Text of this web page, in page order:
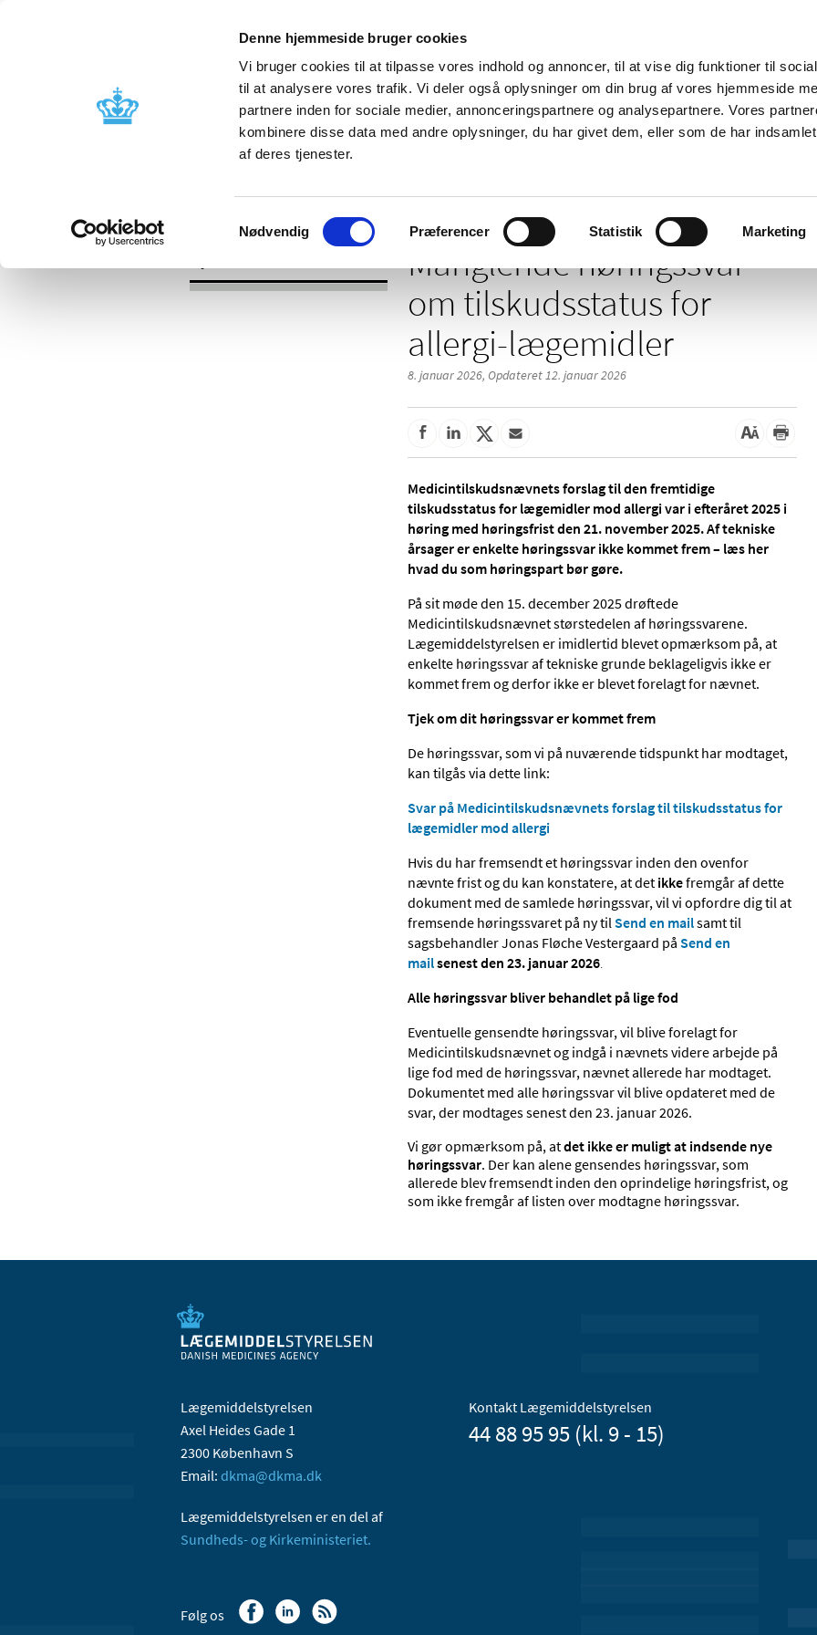
Denne hjemmeside bruger cookies
Vi bruger cookies til at tilpasse vores indhold og annoncer, til at vise dig funktioner til
til at analysere vores trafik. Vi deler også oplysninger om din brug af vores hjemmeside
partnere inden for sociale medier, annonceringspartnere og analysepartnere. Vores
kombinere disse data med andre oplysninger, du har givet dem, eller som de har
af deres tjenester.
Samtykkevalg
Nødvendig Præferencer Statistik Marketing
Nyheder Om os Kontakt
Godkendelse og
Bivirkninger og
produktinformation
Tilskud og
Apoteker og salg af
Manglende høringssvar
om tilskudsstatus for
allergi-lægemidler
8. januar 2026, Opdateret 12. januar 2026
Medicintilskudsnævnets forslag til den fremtidige
tilskudsstatus for lægemidler mod allergi var i efteråret 2025 i
høring med høringsfrist den 21. november 2025. Af tekniske
årsager er enkelte høringssvar ikke kommet frem – læs her
hvad du som høringspart bør gøre.
På sit møde den 15. december 2025 drøftede
Medicintilskudsnævnet størstedelen af høringssvarene.
Lægemiddelstyrelsen er imidlertid blevetopmærksom på, at
enkelte høringssvar af tekniske grunde beklageligvis ikke er
kommet frem og derfor ikke er blevet forelagt for nævnet.
Tjek om dit høringssvar er kommet frem
De høringssvar, som vi på nuværende tidspunkt har modtaget,
kan tilgås via dette link:
Svar på Medicintilskudsnævnets forslag til tilskudsstatus for
lægemidler mod allergi
Hvis du har fremsendt et høringssvar inden den ovenfor
nævnte frist og du kan konstatere, at det ikkefremgår af dette
dokument med de samlede høringssvar, vil vi opfordre dig til at
fremsende høringssvaret på ny tilSend en mailsamt til
sagsbehandler Jonas Fløche Vestergaard påSend en
mailsenest den 23. januar 2026.
Alle høringssvar bliver behandlet på lige fod
Eventuelle gensendte høringssvar, vil blive forelagt for
Medicintilskudsnævnet og indgå i nævnets videre arbejde på
lige fod med de høringssvar, nævnet allerede har modtaget.
Dokumentet med alle høringssvar vil blive opdateret med de
svar, der modtages senest den 23. januar 2026.
Vi gør opmærksom på, atdet ikke er muligt at indsende nye
høringssvar. Der kan alene gensendes høringssvar, som
allerede blev fremsendt inden den oprindelige høringsfrist, og
som ikke fremgår af listen over modtagne høringssvar.
Lægemiddelstyrelsen
Axel Heides Gade 1
2300 København S
Email: dkma@dkma.dk
Lægemiddelstyrelsen er en del af
Sundheds- og Kirkeministeriet.
Kontakt Lægemiddelstyrelsen
44 88 95 95 (kl. 9 - 15)
Følg os